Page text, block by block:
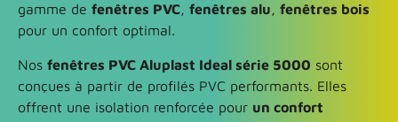
gamme de fenêtres PVC, fenêtres alu, fenêtres bois
pour un confort optimal.
Nos fenêtres PVC Aluplast Ideal série 5000 sont
conçues à partir de profilés PVC performants. Elles
offrent une isolation renforcée pour un confort